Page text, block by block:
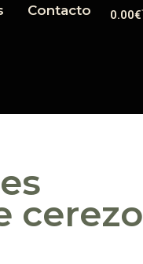
Contacto 0.00€
cerezo